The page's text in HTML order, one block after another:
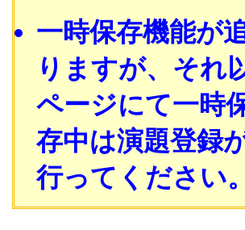
一時保存機能が
りますが、それ
ページにて一時
存中は演題登録
行ってください。